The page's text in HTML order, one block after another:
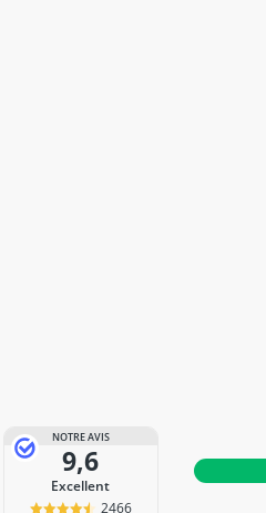
NOTRE AVIS
9,6
Excellent
2466